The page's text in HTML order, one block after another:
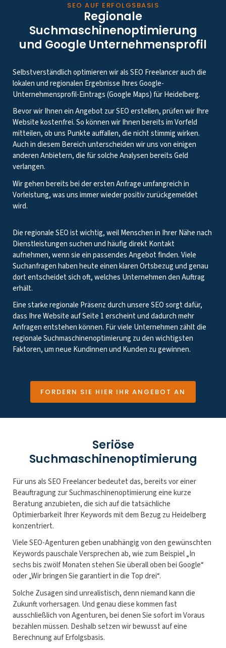
SEO AUF ERFOLGSBASIS
Regionale
Suchmaschinenoptimierung
und Google Unternehmensprofil
Selbstverständlich optimieren wir als SEO Freelancer auch die
lokalen und regionalen Ergebnisse Ihres Google-
Unternehmensprofil-Eintrags (Google Maps) für Heidelberg.
Bevor wir Ihnen ein Angebot zur SEO erstellen, prüfen wir Ihre
Website kostenfrei. So können wir Ihnen bereits im Vorfeld
mitteilen, ob uns Punkte auffallen, die nicht stimmig wirken.
Auch in diesem Bereich unterscheiden wir uns von einigen
anderen Anbietern, die für solche Analysen bereits Geld
verlangen.
Wir gehen bereits bei der ersten Anfrage umfangreich in
Vorleistung, was uns immer wieder positiv zurückgemeldet
wird.
Die regionale SEO ist wichtig, weil Menschen in Ihrer Nähe nach
Dienstleistungen suchen und häufig direkt Kontakt
aufnehmen, wenn sie ein passendes Angebot finden. Viele
Suchanfragen haben heute einen klaren Ortsbezug und genau
dort entscheidet sich oft, welches Unternehmen den Auftrag
erhält.
Eine starke regionale Präsenz durch unsere SEO sorgt dafür,
dass Ihre Website auf Seite 1 erscheint und dadurch mehr
Anfragen entstehen können. Für viele Unternehmen zählt die
regionale Suchmaschinenoptimierung zu den wichtigsten
Faktoren, um neue Kundinnen und Kunden zu gewinnen.
FORDERN SIE HIER IHR ANGEBOT AN
Seriöse
Suchmaschinenoptimierung
Für uns als SEO Freelancer bedeutet das, bereits vor einer
Beauftragung zur Suchmaschinenoptimierung eine kurze
Beratung anzubieten, die sich auf die tatsächliche
Optimierbarkeit Ihrer Keywords mit dem Bezug zu Heidelberg
konzentriert.
Viele SEO-Agenturen geben unabhängig von den gewünschten
Keywords pauschale Versprechen ab, wie zum Beispiel „In
sechs bis zwölf Monaten stehen Sie überall oben bei Google“
oder „Wir bringen Sie garantiert in die Top drei“.
Solche Zusagen sind unrealistisch, denn niemand kann die
Zukunft vorhersagen. Und genau diese kommen fast
ausschließlich von Agenturen, bei denen Sie sofort im Voraus
bezahlen müssen. Deshalb setzen wir bewusst auf eine
Berechnung auf Erfolgsbasis.